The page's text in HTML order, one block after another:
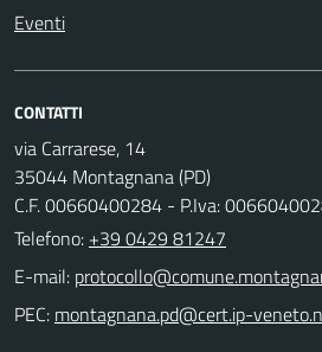
Eventi
CONTATTI
via Carrarese, 14
35044 Montagnana (PD)
C.F. 00660400284 - P.Iva:
Telefono: +39 0429 81247
E-mail:
PEC: